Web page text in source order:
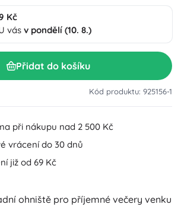
Kč
vás v pondělí (10. 8.)
Přidat do košíku
Kód produktu: 925156-1
při nákupu nad 2 500 Kč
vrácení do 30 dnů
již od 69 Kč
ohniště pro příjemné večery venku